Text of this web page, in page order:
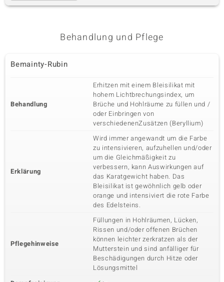
Behandlung und Pflege
Bemainty-Rubin
Behandlung
Erhitzen mit einem Bleisilikat mit
hohem Lichtbrechungsindex, um
Brüche und Hohlräume zu füllen und /
oder Einbringen von
verschiedenenZusätzen (Beryllium)
Erklärung
Wird immer angewandt um die Farbe
zu intensivieren, aufzuhellen und/oder
um die Gleichmäßigkeit zu
verbessern, kann Auswirkungen auf
das Karatgewicht haben. Das
Bleisilikat ist gewöhnlich gelb oder
orange und intensiviert die rote Farbe
des Edelsteins.
Pflegehinweise
Füllungen in Hohlräumen, Lücken,
Rissen und/oder offenen Brüchen
können leichter zerkratzen als der
Mutterstein und sind anfälliger für
Beschädigungen durch Hitze oder
Lösungsmittel